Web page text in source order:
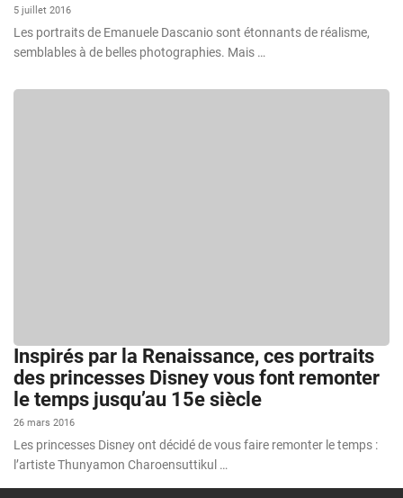
5 juillet 2016
Les portraits de Emanuele Dascanio sont étonnants de réalisme,
semblables à de belles photographies. Mais …
Inspirés par la Renaissance, ces portraits
des princesses Disney vous font remonter
le temps jusqu’au 15e siècle
26 mars 2016
Les princesses Disney ont décidé de vous faire remonter le temps :
l’artiste Thunyamon Charoensuttikul …